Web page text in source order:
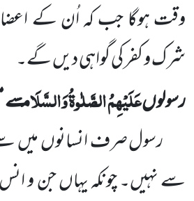
وقت ہوگا جب کہ اُن کے
شرک و کفر کی گواہی دیں گے۔
رسولوںعَلَیْہِمُ الصَّلٰوۃُ وَالسَّلَامسے
رسول صرف انسانوں میں
سے نہیں۔ چونکہ یہاں جن و